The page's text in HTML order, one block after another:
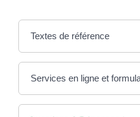
Textes de référence
Services en ligne et